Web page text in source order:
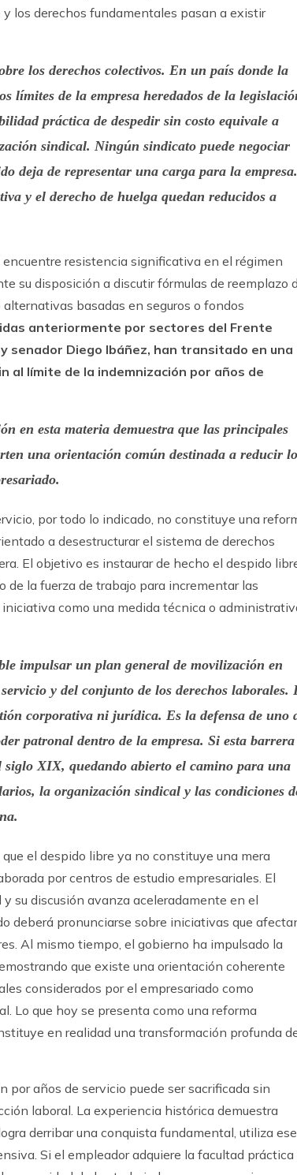
los derechos fundamentales pasan a existir
los derechos colectivos. En un país donde la
límites de la empresa heredados de la
práctica de despedir sin costo equivale a
sindical. Ningún sindicato puede negociar
deja de representar una carga para la empresa.
y el derecho de huelga quedan reducidos a
resistencia significativa en el régimen
su disposición a discutir fórmulas de reemplazo
basadas en seguros o fondos
anteriormente por sectores del Frente
senador Diego Ibáñez, han transitado en una
al límite de la indemnización por años de
en esta materia demuestra que las principales
una orientación común destinada a reducir
por todo lo indicado, no constituye una
a desestructurar el sistema de derechos
El objetivo es instaurar de hecho el despido
la fuerza de trabajo para incrementar las
como una medida técnica o
impulsar un plan general de movilización en
y del conjunto de los derechos laborales.
corporativa ni jurídica. Es la defensa de uno
patronal dentro de la empresa. Si esta barrera
XIX, quedando abierto el camino para una
la organización sindical y las condiciones
el despido libre ya no constituye una mera
por centros de estudio empresariales. El
su discusión avanza aceleradamente en el
deberá pronunciarse sobre iniciativas que
Al mismo tiempo, el gobierno ha impulsado la
que existe una orientación coherente
considerados por el empresariado como
Lo que hoy se presenta como una reforma
en realidad una transformación profunda
por años de servicio puede ser sacrificada sin
laboral. La experiencia histórica demuestra
derribar una conquista fundamental, utiliza ese
Si el empleador adquiere la facultad práctica